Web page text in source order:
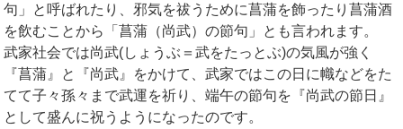
句」と呼ばれたり、邪気を祓うために菖蒲を飾ったり菖蒲酒
を飲むことから「菖蒲（尚武）の節句」とも言われます。
武家社会では尚武(しょうぶ＝武をたっとぶ)の気風が強く
『菖蒲』と『尚武』をかけて、武家ではこの日に幟などをた
てて子々孫々まで武運を祈り、端午の節句を『尚武の節日』
として盛んに祝うようになったのです。